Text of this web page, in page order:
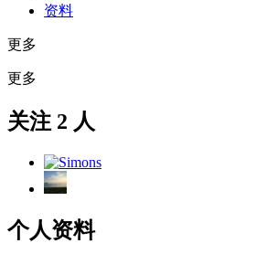
资料
更多
更多
关注 2 人
个人资料